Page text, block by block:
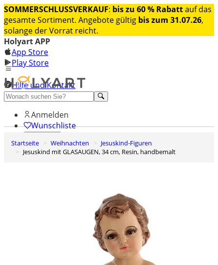
SOMMERSCHLUSSVERKAUF: bis zu 60 % Rabattauf das
gesamte Sortiment. Angebote gültig bis zum 31.07.26,
solange der Vorrat reicht.
Holyart APP
App Store
Play Store
Hilfe und Kontakt
Entdecken Sie Premium
Anmelden
Wunschliste
0
Warenkorb
Startseite Weihnachten
Jesuskind-Figuren
Jesuskind mit GLASAUGEN, 34 cm, Resin, handbemalt